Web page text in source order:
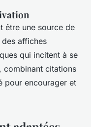
être une source de
affiches
qui incitent à se
combinant citations
pour encourager et